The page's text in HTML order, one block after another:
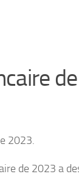
de
2023.
de 2023 a